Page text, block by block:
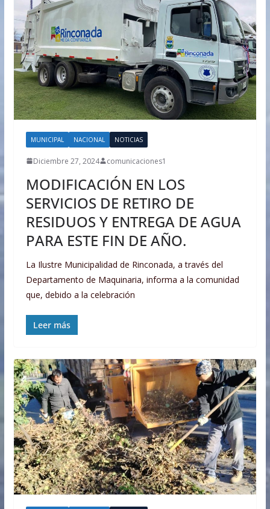
MUNICIPAL NACIONAL NOTICIAS
Diciembre 27, 2024 comunicaciones1
MODIFICACIÓN EN LOS
SERVICIOS DE RETIRO DE
RESIDUOS Y ENTREGA DE AGUA
PARA ESTE FIN DE AÑO.
La Ilustre Municipalidad de Rinconada, a través del
Departamento de Maquinaria, informa a la comunidad
que, debido a la celebración
Leer más